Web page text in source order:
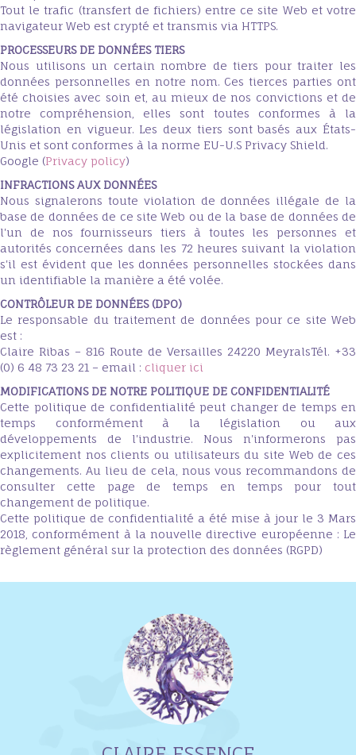
Tout le trafic (transfert de fichiers) entre ce site Web et votre
navigateur Web est crypté et transmis via HTTPS.
PROCESSEURS DE DONNÉES TIERS
Nous utilisons un certain nombre de tiers pour traiter les
données personnelles en notre nom. Ces tierces parties ont
été choisies avec soin et, au mieux de nos convictions et de
notre compréhension, elles sont toutes conformes à la
législation en vigueur. Les deux tiers sont basés aux États-
Unis et sont conformes à la norme EU-U.S Privacy Shield.
Google (Privacy policy)
INFRACTIONS AUX DONNÉES
Nous signalerons toute violation de données illégale de la
base de données de ce site Web ou de la base de données de
l'un de nos fournisseurs tiers à toutes les personnes et
autorités concernées dans les 72 heures suivant la violation
s'il est évident que les données personnelles stockées dans
un identifiable la manière a été volée.
CONTRÔLEUR DE DONNÉES (DPO)
Le responsable du traitement de données pour ce site Web
est :
Claire Ribas – 816 Route de Versailles 24220 MeyralsTél. +33
(0) 6 48 73 23 21 – email : cliquer ici
MODIFICATIONS DE NOTRE POLITIQUE DE CONFIDENTIALITÉ
Cette politique de confidentialité peut changer de temps en
temps conformément à la législation ou aux
développements de l'industrie. Nous n'informerons pas
explicitement nos clients ou utilisateurs du site Web de ces
changements. Au lieu de cela, nous vous recommandons de
consulter cette page de temps en temps pour tout
changement de politique.
Cette politique de confidentialité a été mise à jour le 3 Mars
2018, conformément à la nouvelle directive européenne : Le
règlement général sur la protection des données (RGPD)